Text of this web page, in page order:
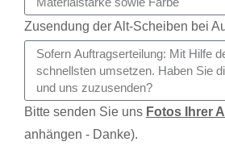
Zusendung der Alt-Scheiben bei
Bitte senden Sie uns Fotos Ihrer
anhängen - Danke).